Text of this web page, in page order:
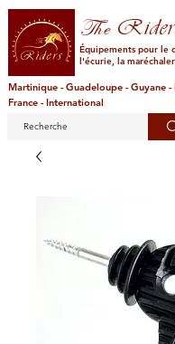
The
Équipements pour le
l'écurie, la
Martinique - Guadeloupe - Guyane -
France - International